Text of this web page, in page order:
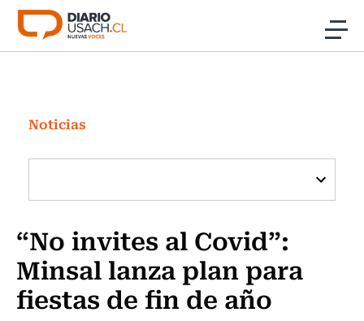
Click acá para ir directamente al contenido
Investigación
Cultura
Programas Radio y TV Usach
Noticias
“No invites al Covid”:
Minsal lanza plan para
fiestas de fin de año